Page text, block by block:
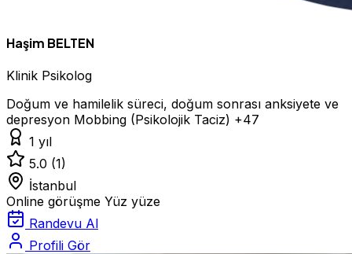
Haşim BELTEN
Klinik Psikolog
Doğum ve hamilelik süreci, doğum sonrası anksiyete ve
depresyon Mobbing (Psikolojik Taciz) +47
1 yıl
5.0 (1)
İstanbul
Online görüşme Yüz yüze
Randevu Al
Profili Gör